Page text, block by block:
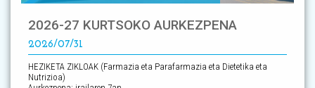
2026-27 KURTSOKO AURKEZPENA
2026/07/31
HEZIKETA ZIKLOAK (Farmazia eta Parafarmazia eta Dietetika eta
Nutrizioa)